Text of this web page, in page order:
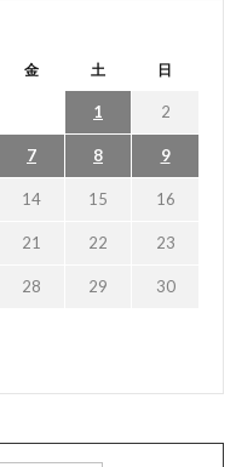
金 土 日
1 2
7 8 9
14 15 16
21 22 23
28 29 30